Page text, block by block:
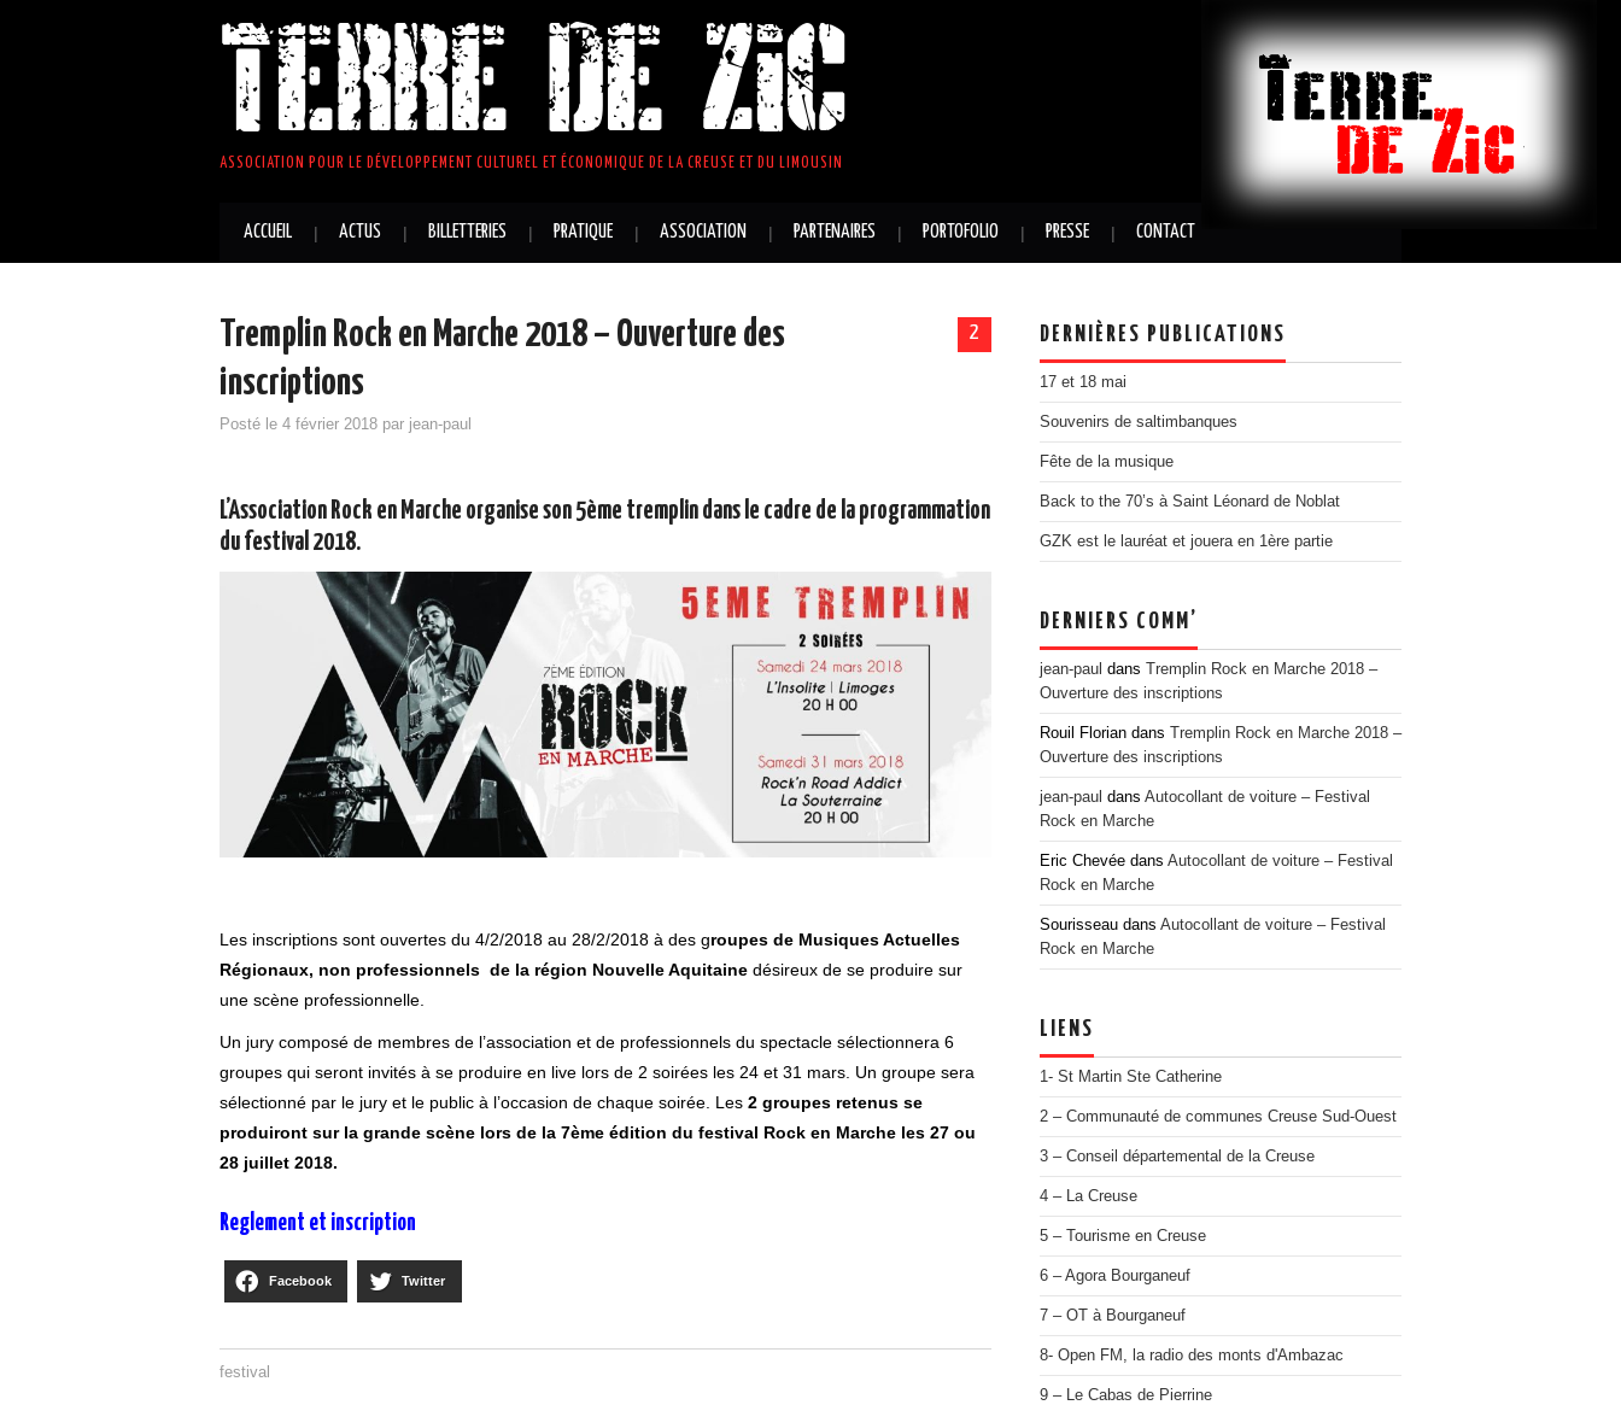
TERRE DE ZIC
ASSOCIATION POUR LE DÉVELOPPEMENT CULTUREL ET ÉCONOMIQUE DE LA CREUSE ET DU LIMOUSIN
ACCUEIL ACTUS BILLETTERIES PRATIQUE ASSOCIATION PARTENAIRES PORTOFOLIO PRESSE CONTACT
2
Tremplin Rock en Marche 2018 – Ouverture des
inscriptions
Posté le 4 février 2018 par jean-paul
L’Association Rock en Marche organise son 5ème tremplin dans le cadre de la programmation
du festival 2018.
Les inscriptions sont ouvertes du 4/2/2018 au 28/2/2018 à des groupes de Musiques Actuelles
Régionaux, non professionnels de la région Nouvelle Aquitaine désireux de se produire sur
une scène professionnelle.
Un jury composé de membres de l’association et de professionnels du spectacle sélectionnera 6
groupes qui seront invités à se produire en live lors de 2 soirées les 24 et 31 mars. Un groupe sera
sélectionné par le jury et le public à l’occasion de chaque soirée. Les 2 groupes retenus se
produiront sur la grande scène lors de la 7ème édition du festival Rock en Marche les 27 ou
28 juillet 2018.
Reglement et inscription
Facebook Twitter
festival
DERNIÈRES PUBLICATIONS
17 et 18 mai
Souvenirs de saltimbanques
Fête de la musique
Back to the 70’s à Saint Léonard de Noblat
GZK est le lauréat et jouera en 1ère partie
DERNIERS COMM’
jean-paul dans
Tremplin Rock en Marche 2018 –
Ouverture des inscriptions
Rouil Florian dans
Tremplin Rock en Marche 2018 –
Ouverture des inscriptions
jean-paul dans Autocollant de voiture – Festival
Rock en Marche
Eric Chevée dans Autocollant de voiture – Festival
Rock en Marche
Sourisseau dans Autocollant de voiture – Festival
Rock en Marche
LIENS
1- St Martin Ste Catherine
2 – Communauté de communes Creuse Sud-Ouest
3 – Conseil départemental de la Creuse
4 – La Creuse
5 – Tourisme en Creuse
6 – Agora Bourganeuf
7 – OT à Bourganeuf
8- Open FM, la radio des monts d'Ambazac
9 – Le Cabas de Pierrine